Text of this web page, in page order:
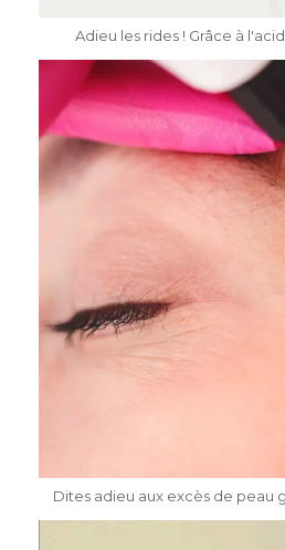
Adieu les rides ! Grâce à
Dites adieu aux excès de peau